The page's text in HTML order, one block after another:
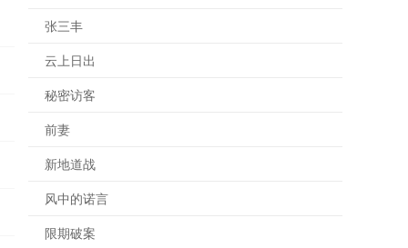
张三丰
云上日出
秘密访客
前妻
新地道战
风中的诺言
限期破案